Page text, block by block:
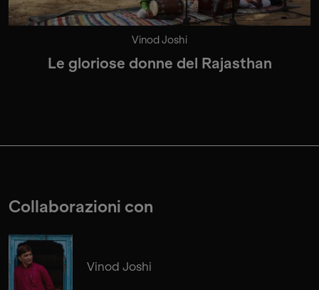
Vinod Joshi
Le gloriose donne del Rajasthan
Collaborazioni con
Vinod Joshi